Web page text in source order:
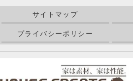
サイトマップ
プライバシーポリシー